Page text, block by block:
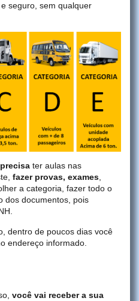
seguro, sem qualquer
ter aulas nas
fazer provas, exames,
a categoria, fazer todo o
dos documentos, pois
dentro de poucos dias você
endereço informado.
você vai receber a sua